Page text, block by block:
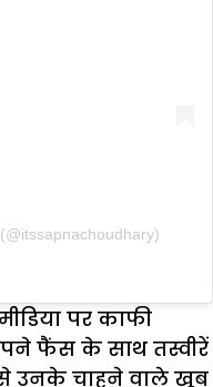
पर काफी
फैंस के साथ तस्वीरें
उनके चाहने वाले खूब